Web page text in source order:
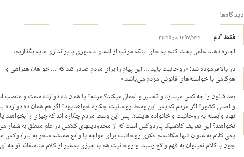
دیدگاه‌ها
فقط آدم ۱۳۹۷/۱/۲۲ در ۲۳:۲۵
اجازه دهید علمی بحث کنیم به جای اینکه مرتب از ادعای دلسوزی یا براندازی مایه بگذاریم.
در بالا فرموده شد: «روحانیت باید … این پیام را برای مردم صادر کند که … خواهان همراهی و
هم‌گامی با خواسته‌های قانونی مردم می‌باشد.»
بعد قانون را چه کسی میسازد و تفسیر و اعمال میکند؟ مردم؟ یا همان ده دوازده سمت و منصب
و اصلی کشور؟ اگر مردم که پس این وسط روحانیت چکاره خواهد بود؟ اگر هم همان ده دوازده
نهاد وابسته به روحانیت و خانواده هایشان پس این وسط مردم چکاره اند که چیزی را بخواهند یا
نخواهند؟ این تعریف کلاسیک پاردوکس است که از محدودیتهای کلامی در علم منطق به شمار
یعنی کلام به عنوان تنها مکانیسم فکری روحانیت برای مواجه با واقع همیشه منجر به پارادوکس
چون با کلام نمیتوان به فهم واقع رسید. و روحانیت هم به چیزی به غیر از کلام متاسفانه توجه ای